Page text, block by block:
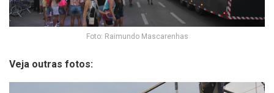
Foto: Raimundo Mascarenhas
Veja outras fotos: